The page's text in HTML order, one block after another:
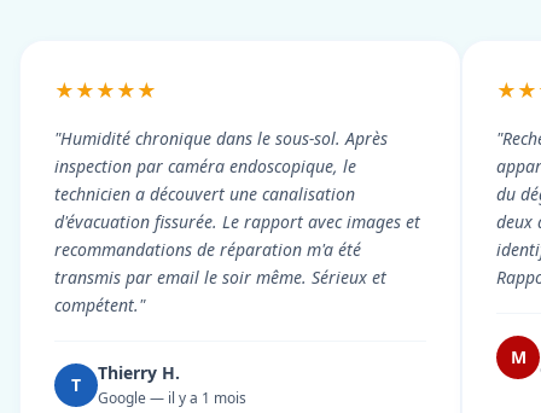
★★★★★
"Humidité chronique dans le sous-sol. Après
inspection par caméra endoscopique, le
technicien a découvert une canalisation
d'évacuation fissurée. Le rapport avec images et
recommandations de réparation m'a été
transmis par email le soir même. Sérieux et
compétent."
T
Thierry H.
Google — il y a 1 mois
du
deux
M